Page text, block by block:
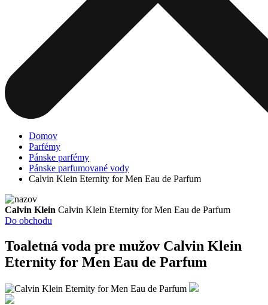
Domov
Parfémy
Pánske parfémy
Pánske parfumované vody
Calvin Klein Eternity for Men Eau de Parfum
Calvin Klein Calvin Klein Eternity for Men Eau de Parfum
Do obchodu
Toaletná voda pre mužov Calvin Klein
Eternity for Men Eau de Parfum